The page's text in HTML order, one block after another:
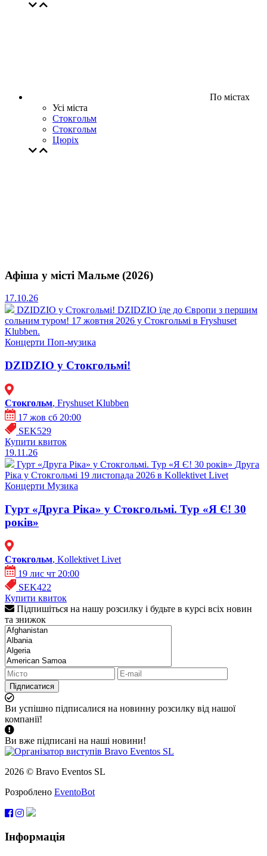
По містах
Усі міста
Стокгольм
Стокгольм
Цюрiх
Афіша у місті Мальме (2026)
17.10.26
DZIDZIO у Стокгольмі! DZIDZIO їде до Європи з першим
сольним туром! 17 жовтня 2026 у Стокгольмі в Fryshuset
Klubben.
Концерти Поп-музика
DZIDZIO у Стокгольмі!
Стокгольм, Fryshuset Klubben
17 жов сб 20:00
SEK529
Купити квиток
19.11.26
Гурт «Друга Ріка» у Стокгольмі. Тур «Я Є! 30 років» Друга
Ріка у Стокгольмі 19 листопада 2026 в Kollektivet Livet
Концерти Музика
Гурт «Друга Ріка» у Стокгольмі. Тур «Я Є! 30
років»
Стокгольм, Kollektivet Livet
19 лис чт 20:00
SEK422
Купити квиток
Підпишіться на нашу розсилку і будьте в курсі всіх новин
та знижок
Підписатися
Ви успішно підписалися на новинну розсилку від нашої
компанії!
Ви вже підписані на наші новини!
2026 © Bravo Eventos SL
Розроблено EventoBot
Інформація